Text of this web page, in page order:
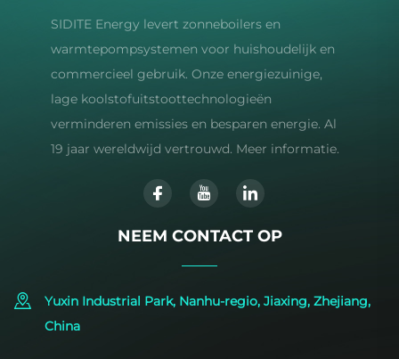
SIDITE Energy levert zonneboilers en
warmtepompsystemen voor huishoudelijk en
commercieel gebruik. Onze energiezuinige,
lage koolstofuitstoottechnologieën
verminderen emissies en besparen energie. Al
19 jaar wereldwijd vertrouwd. Meer informatie.
NEEM CONTACT OP
Yuxin Industrial Park, Nanhu-regio, Jiaxing, Zhejiang,
China